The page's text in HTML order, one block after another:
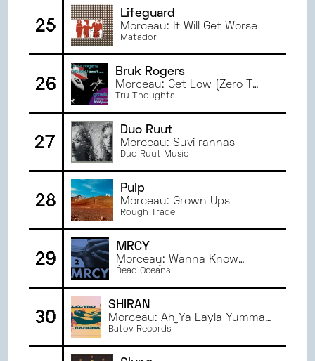
25
Lifeguard
Morceau: It Will Get Worse
Matador
26
Bruk Rogers
Morceau: Get Low (Zero T
Remix)
Tru Thoughts
27
Duo Ruut
Morceau: Suvi rannas
Duo Ruut Music
28
Pulp
Morceau: Grown Ups
Rough Trade
29
MRCY
Morceau: Wanna Know
(Ontario)
Dead Oceans
30
SHIRAN
Morceau: Ah Ya Layla Yumma
- آه يا ليلاه يمّه
Batov Records